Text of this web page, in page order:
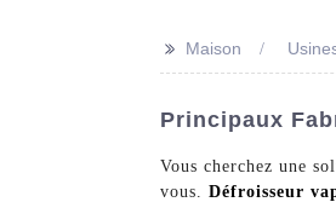
>> Maison
Principaux
Vous cherchez une
vous. Défroisseur